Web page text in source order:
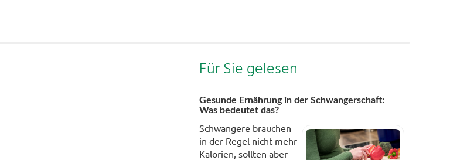
Für Sie gelesen
Gesunde Ernährung in der Schwangerschaft:
Was bedeutet das?
Schwangere brauchen
in der Regel nicht mehr
Kalorien, sollten aber